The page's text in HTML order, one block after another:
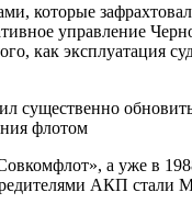
которые
управление
как эксплуатация
существенно
флотом
а уже в
АКП стали